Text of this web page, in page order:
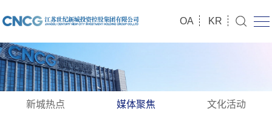
OA KR
新城热点 媒体聚焦 文化活动